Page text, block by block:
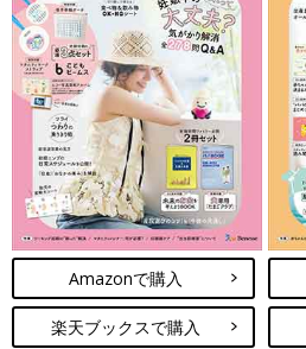
Amazonで購入
楽天ブックスで購入